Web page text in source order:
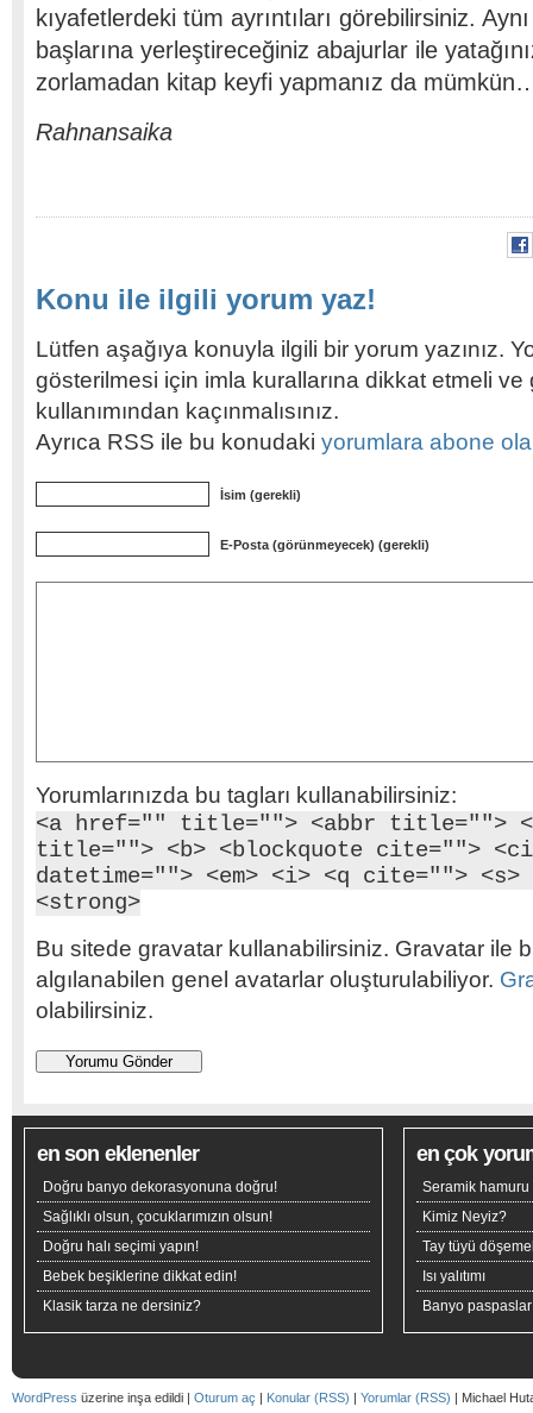
kıyafetlerdeki tüm ayrıntıları görebilirsiniz.
başlarına yerleştireceğiniz abajurlar ile
zorlamadan kitap keyfi yapmanız da
Rahnansaika
Konu ile ilgili yorum yaz!
Lütfen aşağıya konuyla ilgili bir yorum yazınız.
gösterilmesi için imla kurallarına dikkat etmeli
kullanımından kaçınmalısınız.
Ayrıca RSS ile bu konudaki yorumlara abone
İsim (gerekli)
E-Posta (görünmeyecek) (gerekli)
Yorumlarınızda bu tagları kullanabilirsiniz:
<a href="" title=""> <abbr title="">
title=""> <b> <blockquote cite="">
datetime=""> <em> <i> <q cite="">
<strong>
Bu sitede gravatar kullanabilirsiniz. Gravatar ile
algılanabilen genel avatarlar oluşturulabiliyor.
olabilirsiniz.
en son eklenenler
Doğru banyo dekorasyonuna doğru!
Sağlıklı olsun, çocuklarımızın olsun!
Doğru halı seçimi yapın!
Bebek beşiklerine dikkat edin!
Klasik tarza ne dersiniz?
en çok
Seramik hamuru
Kimiz Neyiz?
Tay tüyü
Isı yalıtımı
Banyo
WordPress üzerine inşa edildi | Oturum aç | Konular (RSS) | Yorumlar (RSS) | Michael